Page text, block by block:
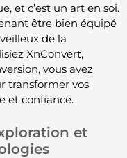
et c’est un art en soi.
être bien équipé
de la
XnConvert,
vous avez
transformer vos
et confiance.
et